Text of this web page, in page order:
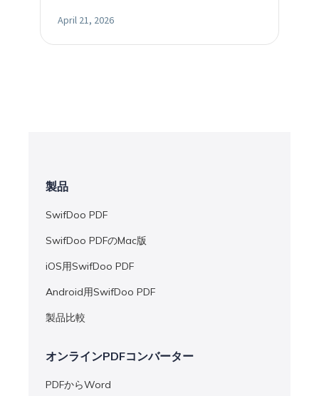
適な方法も詳しく解説します。
April 21, 2026
製品
SwifDoo PDF
SwifDoo PDFのMac版
iOS用SwifDoo PDF
Android用SwifDoo PDF
製品比較
オンラインPDFコンバーター
PDFからWord